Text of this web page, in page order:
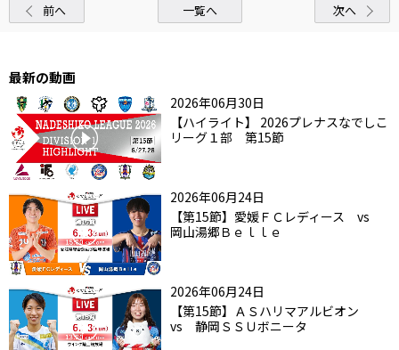
前へ 一覧へ 次へ
最新の動画
2026年06月30日
【ハイライト】 2026プレナスなでしこ
リーグ１部 第15節
2026年06月24日
【第15節】愛媛ＦＣレディース vs
岡山湯郷Ｂｅｌｌｅ
2026年06月24日
【第15節】ＡＳハリマアルビオン
vs 静岡ＳＳＵボニータ